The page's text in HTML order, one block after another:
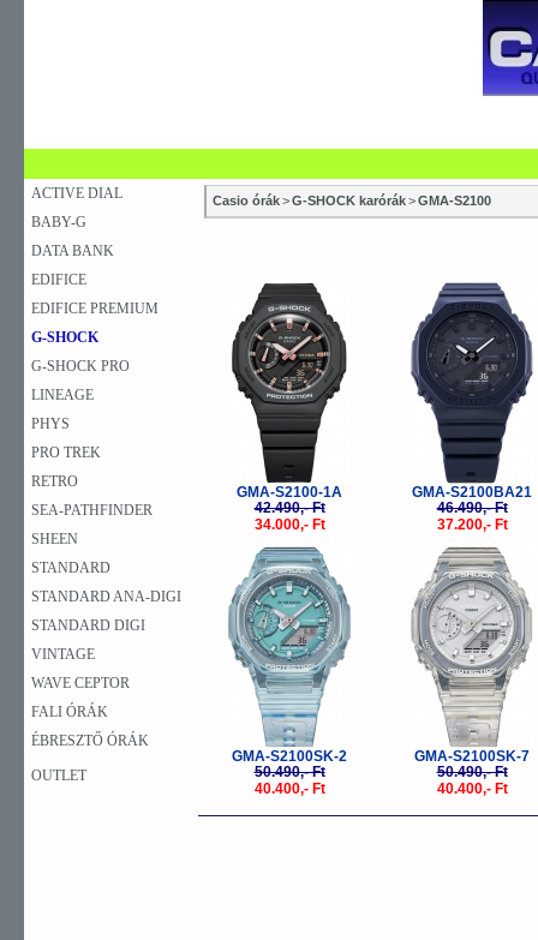
ACTIVE DIAL
BABY-G
DATA BANK
EDIFICE
EDIFICE PREMIUM
G-SHOCK
G-SHOCK PRO
LINEAGE
PHYS
PRO TREK
RETRO
SEA-PATHFINDER
SHEEN
STANDARD
STANDARD ANA-DIGI
STANDARD DIGI
VINTAGE
WAVE CEPTOR
FALI ÓRÁK
ÉBRESZTŐ ÓRÁK
OUTLET
Casio órák>G-SHOCK karórák>GMA-S2100
GMA-S2100-1A
42.490,- Ft
34.000,- Ft
GMA-S2100BA21
46.490,- Ft
37.200,- Ft
GMA-S2100SK-2
50.490,- Ft
40.400,- Ft
GMA-S2100SK-7
50.490,- Ft
40.400,- Ft